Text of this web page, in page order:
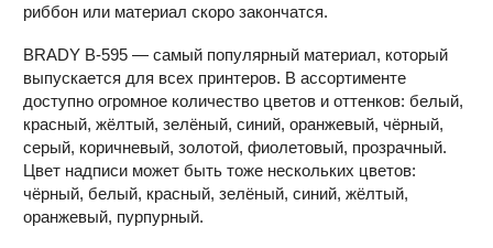
риббон или материал скоро закончатся.
BRADY B-595 — самый популярный материал, который
выпускается для всех принтеров. В ассортименте
доступно огромное количество цветов и оттенков: белый,
красный, жёлтый, зелёный, синий, оранжевый, чёрный,
серый, коричневый, золотой, фиолетовый, прозрачный.
Цвет надписи может быть тоже нескольких цветов:
чёрный, белый, красный, зелёный, синий, жёлтый,
оранжевый, пурпурный.